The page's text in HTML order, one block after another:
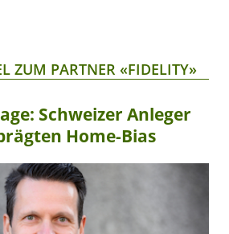
ZUM PARTNER «FIDELITY»
Schweizer Anleger
Home-Bias